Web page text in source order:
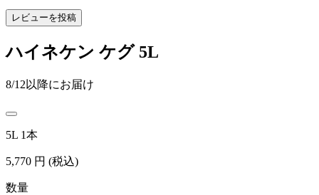
レビューを投稿
ハイネケン ケグ 5L
8/12以降にお届け
5L 1本
5,770 円 (税込)
数量